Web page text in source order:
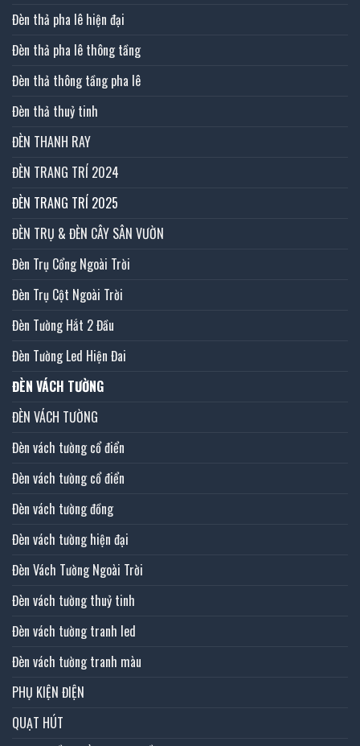
Đèn thả pha lê hiện đại
Đèn thả pha lê thông tầng
Đèn thả thông tầng pha lê
Đèn thả thuỷ tinh
ĐÈN THANH RAY
ĐÈN TRANG TRÍ 2024
ĐÈN TRANG TRÍ 2025
ĐÈN TRỤ & ĐÈN CÂY SÂN VƯỜN
Đèn Trụ Cổng Ngoài Trời
Đèn Trụ Cột Ngoài Trời
Đèn Tường Hắt 2 Đầu
Đèn Tường Led Hiện Đai
ĐÈN VÁCH TƯỜNG
ĐÈN VÁCH TƯỜNG
Đèn vách tường cổ điển
Đèn vách tường cổ điển
Đèn vách tường đồng
Đèn vách tường hiện đại
Đèn Vách Tường Ngoài Trời
Đèn vách tường thuỷ tinh
Đèn vách tường tranh led
Đèn vách tường tranh màu
PHỤ KIỆN ĐIỆN
QUẠT HÚT